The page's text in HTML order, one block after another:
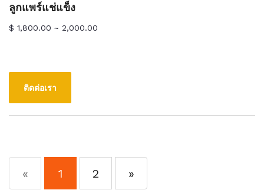
ลูกแพร์แช่แข็ง
$ 1,800.00 ~ 2,000.00
ติดต่อเรา
« 1 2 »